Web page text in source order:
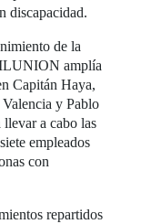
discapacidad.
de la
amplía
Capitán Haya,
y Pablo
a cabo las
empleados
con
repartidos